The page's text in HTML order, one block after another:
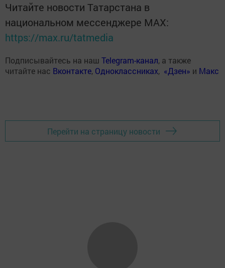
Читайте новости Татарстана в
национальном мессенджере MАХ:
https://max.ru/tatmedia
Подписывайтесь на наш Telegram-канал, а также
читайте нас Вконтакте, Одноклассниках, «Дзен» и Макс
Перейти на страницу новости